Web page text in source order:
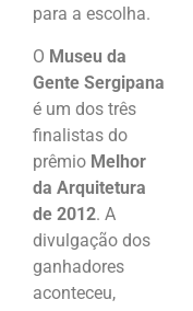
para a escolha.
O Museu da
Gente Sergipana
é um dos três
finalistas do
prêmio Melhor
da Arquitetura
de 2012. A
divulgação dos
ganhadores
aconteceu,